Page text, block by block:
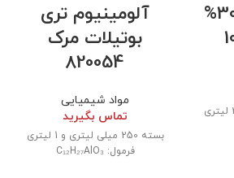
آب اکسیژنه 30%
آلومینیوم تری
بوتیلات مرک
820054
مواد شیمیایی
تماس بگیرید
بسته 250 میلی لیتری و 1 لیتری
فرمول: C₁₂H₂₇AlO₃